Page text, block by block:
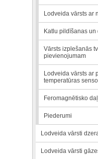
Lodveida vārsts ar
Katlu pildīšanas un
Vārsts izplešanās
pievienojumam
Lodveida vārsts ar
temperatūras
Feromagnētisko
Piederumi
Lodveida vārsti
Lodveida vārsti